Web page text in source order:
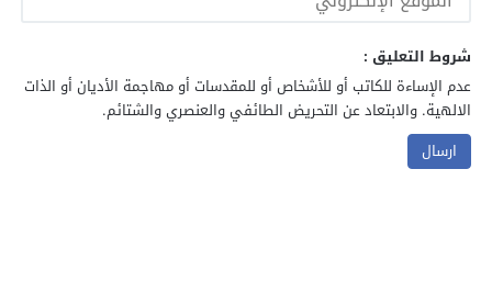
شروط التعليق :
عدم الإساءة للكاتب أو للأشخاص أو للمقدسات أو مهاجمة الأديان أو الذات
الالهية. والابتعاد عن التحريض الطائفي والعنصري والشتائم.